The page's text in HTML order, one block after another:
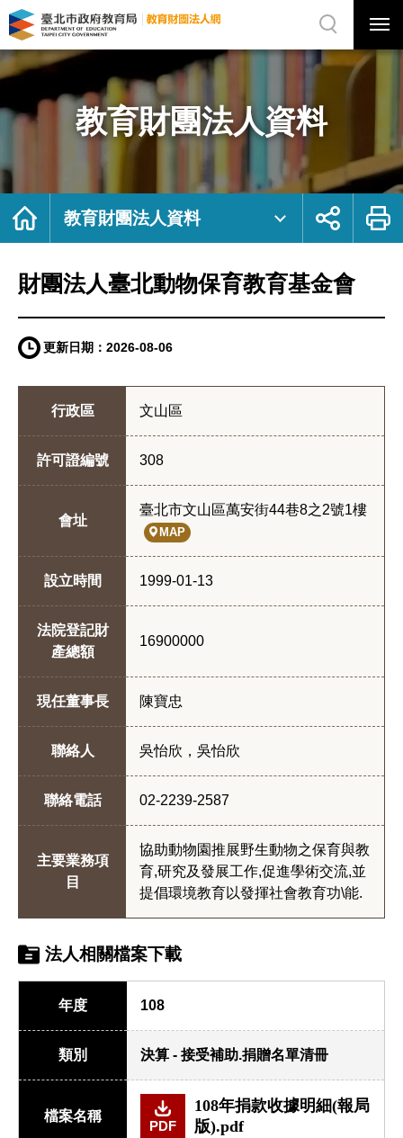
財
團
人
動
物
金
臺
教
網
站
選
選
單
關
網
站
尋
教育財團法人資料
首
教育財團法人資料
展
鈕
列
財團法人臺北動物保育教育基金會
更新日期： 2026-08-06
行政區 文山區
許可證編號 308
會址
臺北市文山區萬安街44巷8之2號1樓
MAP
設立時間 1999-01-13
法院登記財
產總額
16900000
現任董事長 陳寶忠
聯絡人 吳怡欣，吳怡欣
聯絡電話 02-2239-2587
主要業務項
目
協助動物園推展野生動物之保育與教
育,研究及發展工作,促進學術交流,並
提倡環境教育以發揮社會教育功\能.
法人相關檔案下載
年度 108
類別 決算 - 接受補助.捐贈名單清冊
檔案名稱
PDF
108年捐款收據明細(報局
版).pdf